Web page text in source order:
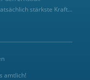
stärkste Kraft...
amtlich!